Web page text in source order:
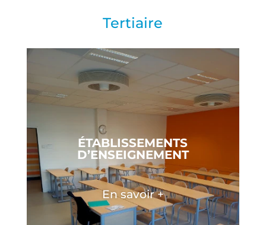
Tertiaire
ÉTABLISSEMENTS
D’ENSEIGNEMENT
En savoir +